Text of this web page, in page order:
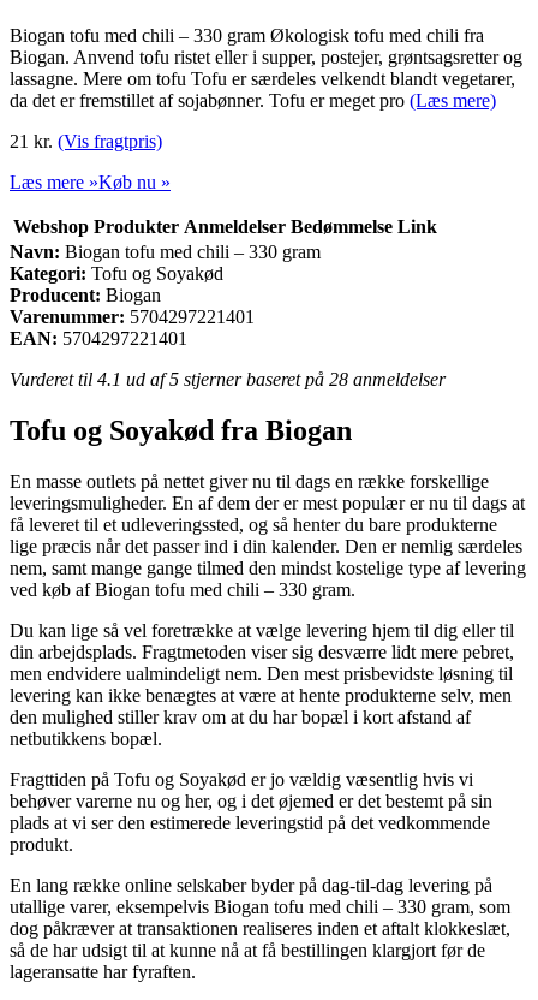
Biogan tofu med chili – 330 gram Økologisk tofu med chili fra
Biogan. Anvend tofu ristet eller i supper, postejer, grøntsagsretter og
lassagne. Mere om tofu Tofu er særdeles velkendt blandt vegetarer,
da det er fremstillet af sojabønner. Tofu er meget pro (Læs mere)
21 kr. (Vis fragtpris)
Læs mere »Køb nu »
Webshop Produkter Anmeldelser Bedømmelse Link
Navn: Biogan tofu med chili – 330 gram
Kategori: Tofu og Soyakød
Producent: Biogan
Varenummer: 5704297221401
EAN: 5704297221401
Vurderet til 4.1 ud af 5 stjerner baseret på 28 anmeldelser
Tofu og Soyakød fra Biogan
En masse outlets på nettet giver nu til dags en række forskellige
leveringsmuligheder. En af dem der er mest populær er nu til dags at
få leveret til et udleveringssted, og så henter du bare produkterne
lige præcis når det passer ind i din kalender. Den er nemlig særdeles
nem, samt mange gange tilmed den mindst kostelige type af levering
ved køb af Biogan tofu med chili – 330 gram.
Du kan lige så vel foretrække at vælge levering hjem til dig eller til
din arbejdsplads. Fragtmetoden viser sig desværre lidt mere pebret,
men endvidere ualmindeligt nem. Den mest prisbevidste løsning til
levering kan ikke benægtes at være at hente produkterne selv, men
den mulighed stiller krav om at du har bopæl i kort afstand af
netbutikkens bopæl.
Fragttiden på Tofu og Soyakød er jo vældig væsentlig hvis vi
behøver varerne nu og her, og i det øjemed er det bestemt på sin
plads at vi ser den estimerede leveringstid på det vedkommende
produkt.
En lang række online selskaber byder på dag-til-dag levering på
utallige varer, eksempelvis Biogan tofu med chili – 330 gram, som
dog påkræver at transaktionen realiseres inden et aftalt klokkeslæt,
så de har udsigt til at kunne nå at få bestillingen klargjort før de
lageransatte har fyraften.